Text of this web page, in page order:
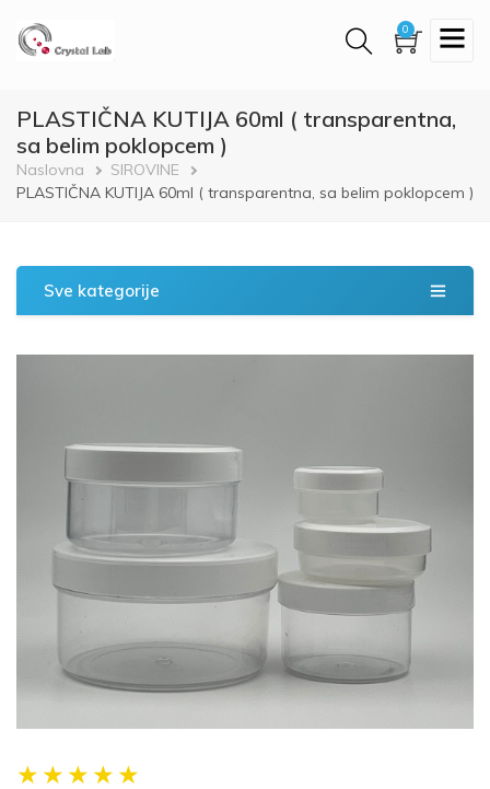
main
0
PLASTIČNA KUTIJA 60ml ( transparentna,
sa belim poklopcem )
Breadcrumb
Naslovna
SIROVINE
PLASTIČNA KUTIJA 60ml ( transparentna, sa belim poklopcem )
Sve kategorije